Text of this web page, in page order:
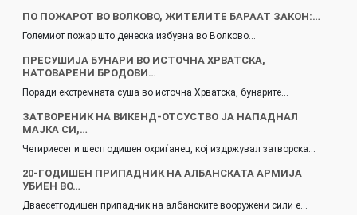
ПО ПОЖАРОТ ВО ВОЛКОВО, ЖИТЕЛИТЕ БАРААТ ЗАКОН:…
Големиот пожар што денеска избувна во Волково…
ПРЕСУШИЈА БУНАРИ ВО ИСТОЧНА ХРВАТСКА,
НАТОВАРЕНИ БРОДОВИ…
Поради екстремната суша во источна Хрватска, бунарите…
ЗАТВОРЕНИК НА ВИКЕНД-ОТСУСТВО ЈА НАПАДНАЛ
МАЈКА СИ,…
Четириесет и шестгодишен охриѓанец, кој издржувал затворска…
20-ГОДИШЕН ПРИПАДНИК НА АЛБАНСКАТА АРМИЈА
УБИЕН ВО…
Дваесетгодишен припадник на албанските вооружени сили е…